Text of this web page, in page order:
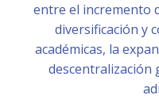
entre el incremento
diversificación y
académicas, la
descentralización